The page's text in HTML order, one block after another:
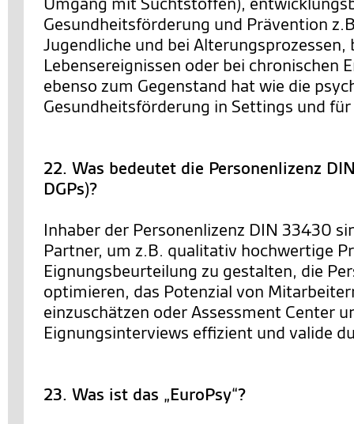
Gesundheitsförderung und Prävention
Jugendliche und bei Alterungsprozessen,
Lebensereignissen oder bei chronischen
ebenso zum Gegenstand hat wie die
Gesundheitsförderung in Settings und
22. Was bedeutet die Personenlizenz
DGPs)?
Inhaber der Personenlizenz DIN 33430
Partner, um z.B. qualitativ hochwertige
Eignungsbeurteilung zu gestalten, die
optimieren, das Potenzial von
einzuschätzen oder Assessment Center
Eignungsinterviews effizient und valide
23. Was ist das „EuroPsy“?